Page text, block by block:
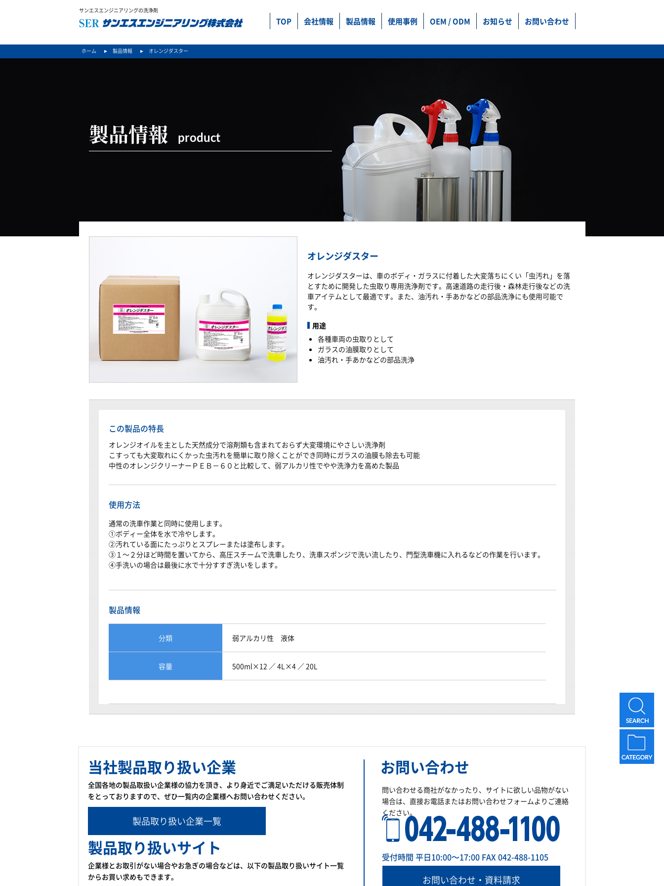
サンエスエンジニアリングの洗浄剤
TOP 会社情報 製品情報 使用事例 OEM / ODM お知らせ お問い合わせ
ホーム 製品情報 オレンジダスター
製品情報 product
オレンジダスター
オレンジダスターは、車のボディ・ガラスに付着した大変落ちにくい「虫汚れ」を落
とすために開発した虫取り専用洗浄剤です。高速道路の走行後・森林走行後などの洗
車アイテムとして最適です。また、油汚れ・手あかなどの部品洗浄にも使用可能で
す。
用途
各種車両の虫取りとして
ガラスの油膜取りとして
油汚れ・手あかなどの部品洗浄
この製品の特長
オレンジオイルを主とした天然成分で溶剤類も含まれておらず大変環境にやさしい洗浄剤
こすっても大変取れにくかった虫汚れを簡単に取り除くことができ同時にガラスの油膜も除去も可能
中性のオレンジクリーナーＰＥＢ－６０と比較して、弱アルカリ性でやや洗浄力を高めた製品
使用方法
通常の洗車作業と同時に使用します。
①ボディー全体を水で冷やします。
②汚れている面にたっぷりとスプレーまたは塗布します。
③１～２分ほど時間を置いてから、高圧スチームで洗車したり、洗車スポンジで洗い流したり、門型洗車機に入れるなどの作業を行います。
④手洗いの場合は最後に水で十分すすぎ洗いをします。
製品情報
分類 弱アルカリ性 液体
容量 500ml×12 ／ 4L×4 ／ 20L
当社製品取り扱い企業
全国各地の製品取扱い企業様の協力を頂き、より身近でご満足いただける販売体制
をとっておりますので、ぜひ一覧内の企業様へお問い合わせください。
製品取り扱い企業一覧
製品取り扱いサイト
企業様とお取引がない場合やお急ぎの場合などは、以下の製品取り扱いサイト一覧
からお買い求めもできます。
お問い合わせ
問い合わせる商社がなかったり、サイトに欲しい品物がない
場合は、直接お電話またはお問い合わせフォームよりご連絡
ください。
受付時間 平日10:00～17:00 FAX 042-488-1105
お問い合わせ・資料請求